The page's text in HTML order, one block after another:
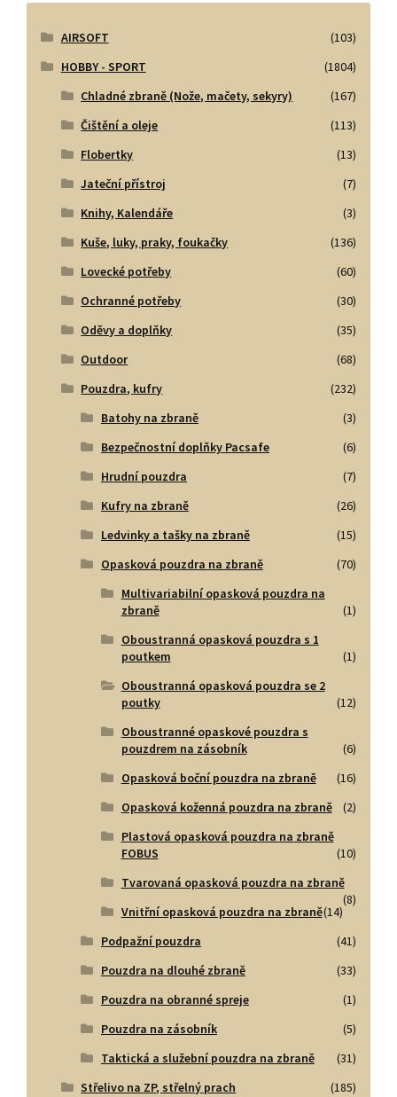
AIRSOFT
(103)
HOBBY - SPORT
(1804)
Chladné zbraně (Nože, mačety, sekyry)
(167)
Čištění a oleje
(113)
Flobertky
(13)
Jateční přístroj
(7)
Knihy, Kalendáře
(3)
Kuše, luky, praky, foukačky
(136)
Lovecké potřeby
(60)
Ochranné potřeby
(30)
Oděvy a doplňky
(35)
Outdoor
(68)
Pouzdra, kufry
(232)
Batohy na zbraně
(3)
Bezpečnostní doplňky Pacsafe
(6)
Hrudní pouzdra
(7)
Kufry na zbraně
(26)
Ledvinky a tašky na zbraně
(15)
Opasková pouzdra na zbraně
(70)
Multivariabilní opasková pouzdra na
zbraně
(1)
Oboustranná opasková pouzdra s 1
poutkem
(1)
Oboustranná opasková pouzdra se 2
poutky
(12)
Oboustranné opaskové pouzdra s
pouzdrem na zásobník
(6)
Opasková boční pouzdra na zbraně
(16)
Opasková koženná pouzdra na zbraně
(2)
Plastová opasková pouzdra na zbraně
FOBUS
(10)
Tvarovaná opasková pouzdra na zbraně
(8)
Vnitřní opasková pouzdra na zbraně(14)
Podpažní pouzdra
(41)
Pouzdra na dlouhé zbraně
(33)
Pouzdra na obranné spreje
(1)
Pouzdra na zásobník
(5)
Taktická a služební pouzdra na zbraně
(31)
Střelivo na ZP, střelný prach
(185)